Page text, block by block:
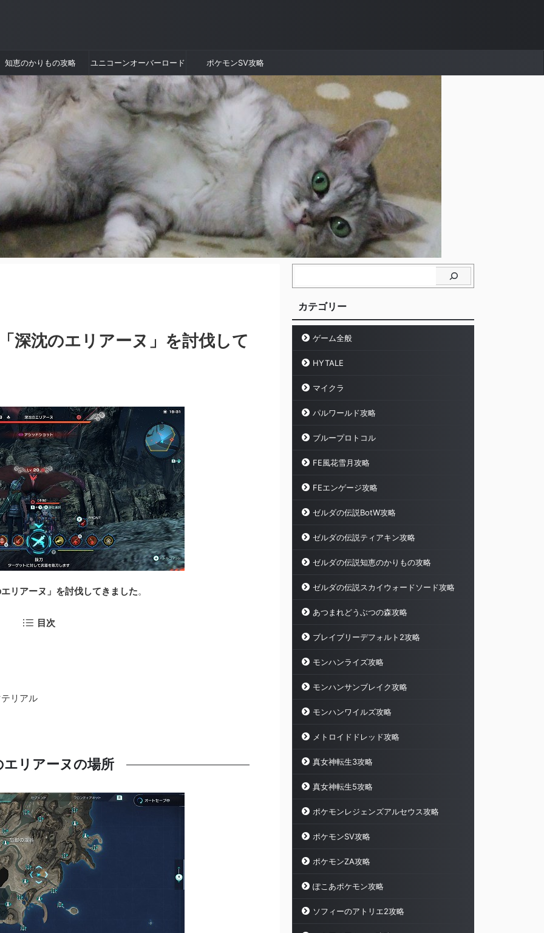
知恵のかりもの攻略 ユニコーンオーバーロード ポケモンSV攻略
深沈のエリアーヌ」を討伐して
リアーヌ」を討伐してきました。
目次
リアル
エリアーヌの場所
カテゴリー
ゲーム全般
HYTALE
マイクラ
パルワールド攻略
ブループロトコル
FE風花雪月攻略
FEエンゲージ攻略
ゼルダの伝説BotW攻略
ゼルダの伝説ティアキン攻略
ゼルダの伝説知恵のかりもの攻略
ゼルダの伝説スカイウォードソード攻略
あつまれどうぶつの森攻略
ブレイブリーデフォルト2攻略
モンハンライズ攻略
モンハンサンブレイク攻略
モンハンワイルズ攻略
メトロイドドレッド攻略
真女神転生3攻略
真女神転生5攻略
ポケモンレジェンズアルセウス攻略
ポケモンSV攻略
ポケモンZA攻略
ぽこあポケモン攻略
ソフィーのアトリエ2攻略